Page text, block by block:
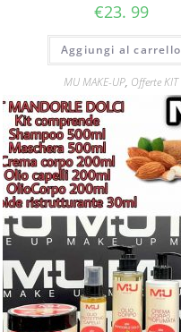
€23. 99
Aggiungi al carrello
MU MAKE-UP, Offerte KIT